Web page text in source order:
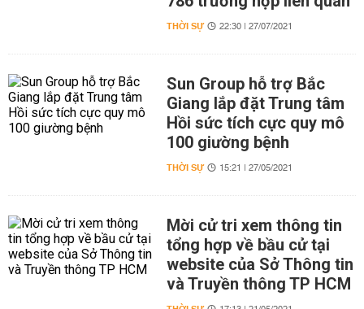
THỜI SỰ 22:30 | 27/07/2021
Sun Group hỗ trợ Bắc
Giang lắp đặt Trung tâm
Hồi sức tích cực quy mô
100 giường bệnh
THỜI SỰ 15:21 | 27/05/2021
Mời cử tri xem thông tin
tổng hợp về bầu cử tại
website của Sở Thông tin
và Truyền thông TP HCM